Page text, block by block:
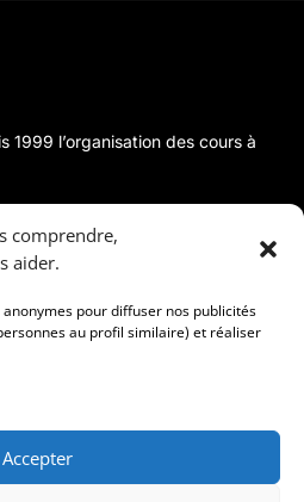
comprendre,
aider.
pour diffuser nos publicités
au profil similaire) et réaliser
Accepter
1999 l’organisation des cours à